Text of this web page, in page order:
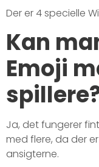
Der er 4 specielle
Kan
Emoji
Ja, det fungerer
med flere, da der
ansigterne.